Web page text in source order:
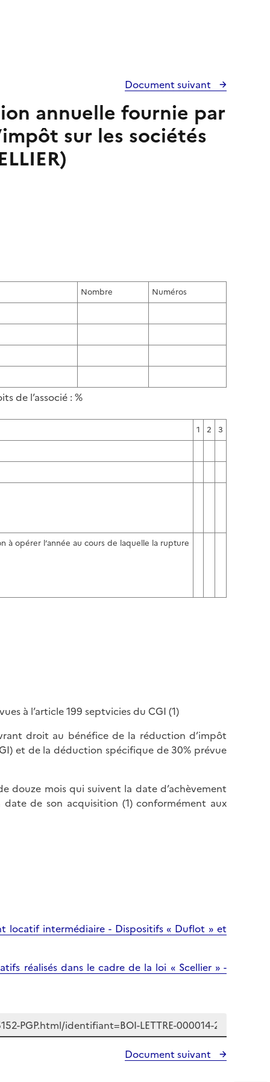
Document suivant
annuelle fournie par
sur les sociétés
Nombre
Numéros
de l’associé : %
1 2
3
à opérer l’année au cours de laquelle la rupture
à l’article 199 septvicies du CGI (1)
droit au bénéfice de la réduction d’impôt
et de la déduction spécifique de 30% prévue
douze mois qui suivent la date d’achèvement
date de son acquisition (1) conformément aux
locatif intermédiaire - Dispositifs « Duflot » et
réalisés dans le cadre de la loi « Scellier » -
Document suivant